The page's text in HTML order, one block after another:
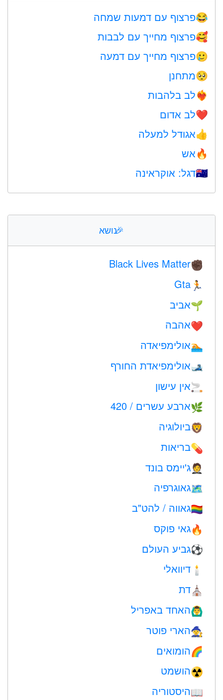
😂פרצוף עם דמעות שמחה
🥰פרצוף מחייך עם לבבות
🥲פרצוף מחייך עם דמעה
🥺מתחנן
❤️‍🔥לב בלהבות
❤️לב אדום
👍אגודל למעלה
🔥אש
🇺🇦דגל: אוקראינה
🎉נושא
✊🏿
Black Lives Matter
🏃
Gta
🌱אביב
❤️️אהבה
🏊אולימפיאדה
🎿אולימפיאדת החורף
🚬אין עישון
🌿ארבע עשרים / 420
🦁ביולוגיה
💊בריאות
🤵ג'יימס בונד
🗺גאוגרפיה
🏳️‍🌈גאווה / להט"ב
🔥גאי פוקס
⚽גביע העולם
🕯 דיוואלי
⛪️דת
🙆‍♂️האחד באפריל
🧙הארי פוטר
🌈הומואים
☢️הושמט
📖היסטוריה